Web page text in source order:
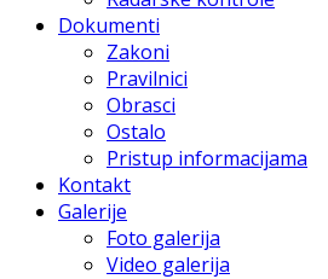
Dokumenti
Zakoni
Pravilnici
Obrasci
Ostalo
Pristup informacijama
Kontakt
Galerije
Foto galerija
Video galerija